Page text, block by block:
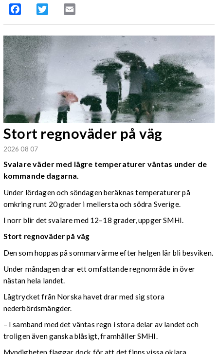
Facebook Twitter
Stort regnoväder på väg
2026 08 07
Svalare väder med lägre temperaturer väntas under de
kommande dagarna.
Under lördagen och söndagen beräknas temperaturer på
omkring runt 20 grader i mellersta och södra Sverige.
I norr blir det svalare med 12–18 grader, uppger SMHI.
Stort regnoväder på väg
Den som hoppas på sommarvärme efter helgen lär bli besviken.
Under måndagen drar ett omfattande regnområde in över
nästan hela landet.
Lågtrycket från Norska havet drar med sig stora
nederbördsmängder.
– I samband med det väntas regn i stora delar av landet och
troligen även ganska blåsigt, framhåller SMHI.
Myndigheten flaggar dock för att det finns vissa oklara